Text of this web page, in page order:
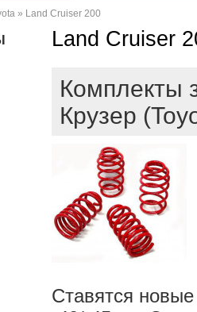
» Land Cruiser 200
Land Cruiser
Комплекты
Крузер
Ставятся